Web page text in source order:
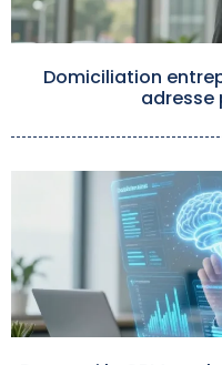
Domiciliation
adresse